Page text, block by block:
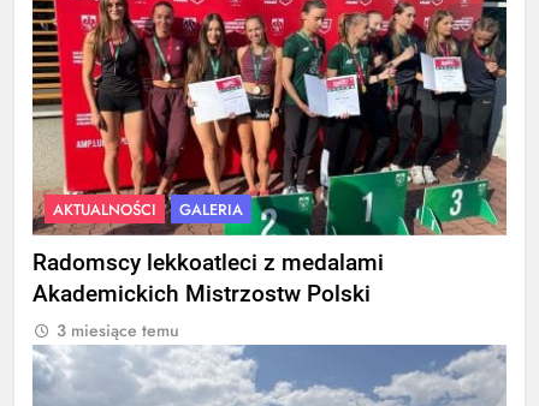
AKTUALNOŚCI GALERIA
Radomscy lekkoatleci z medalami
Akademickich Mistrzostw Polski
3 miesiące temu